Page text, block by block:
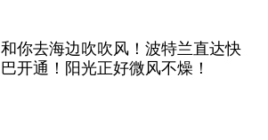
和你去海边吹吹风！波特兰直达快
巴开通！阳光正好微风不燥！